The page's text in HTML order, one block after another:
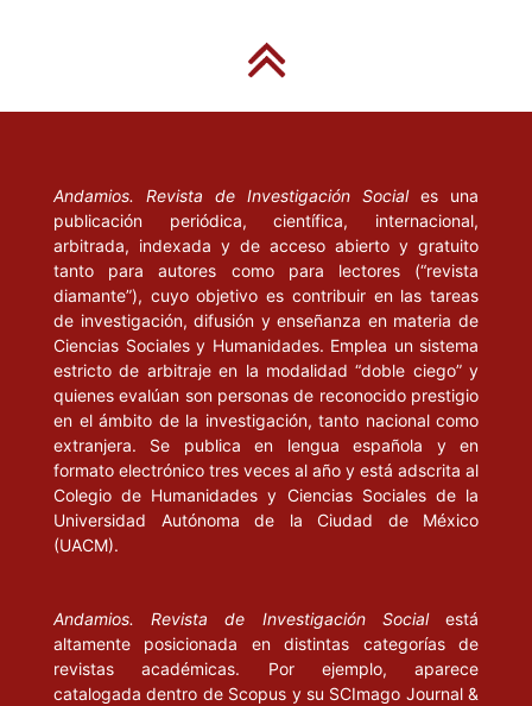
Andamios. Revista de Investigación Social es una
publicación periódica, científica, internacional,
arbitrada, indexada y de acceso abierto y gratuito
tanto para autores como para lectores (“revista
diamante”), cuyo objetivo es contribuir en las tareas
de investigación, difusión y enseñanza en materia de
Ciencias Sociales y Humanidades. Emplea un sistema
estricto de arbitraje en la modalidad “doble ciego” y
quienes evalúan son personas de reconocido prestigio
en el ámbito de la investigación, tanto nacional como
extranjera. Se publica en lengua española y en
formato electrónico tres veces al año y está adscrita al
Colegio de Humanidades y Ciencias Sociales de la
Universidad Autónoma de la Ciudad de México
(UACM).
Andamios. Revista de Investigación Socialestá
altamente posicionada en distintas categorías de
revistas académicas. Por ejemplo, aparece
catalogada dentro de Scopus y su SCImago Journal &